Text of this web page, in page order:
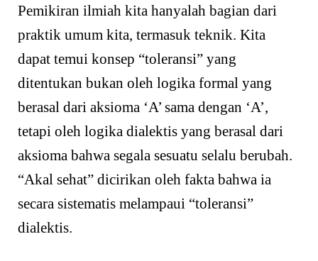
Pemikiran ilmiah kita hanyalah bagian dari
praktik umum kita, termasuk teknik. Kita
dapat temui konsep “toleransi” yang
ditentukan bukan oleh logika formal yang
berasal dari aksioma ‘A’ sama dengan ‘A’,
tetapi oleh logika dialektis yang berasal dari
aksioma bahwa segala sesuatu selalu berubah.
“Akal sehat” dicirikan oleh fakta bahwa ia
secara sistematis melampaui “toleransi”
dialektis.